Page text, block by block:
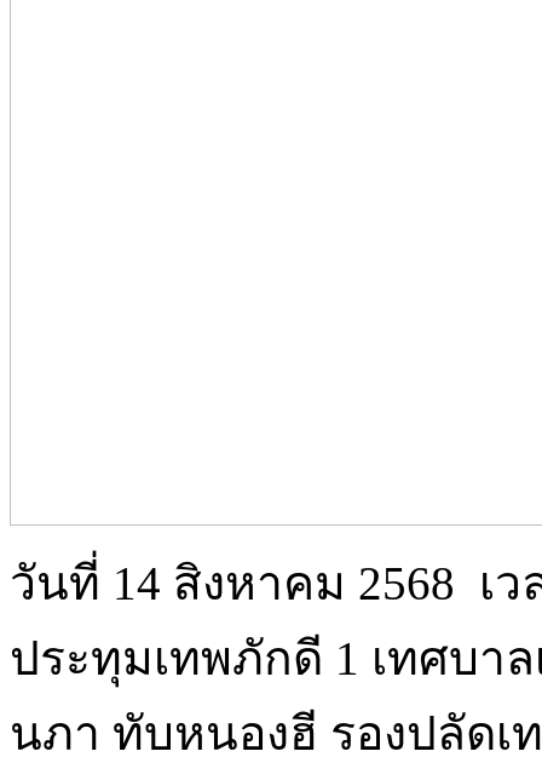
วันที่ 14 สิงหาคม 2568 เ
ประทุมเทพภักดี 1 เทศบา
นภา ทับหนองฮี รองปลัด